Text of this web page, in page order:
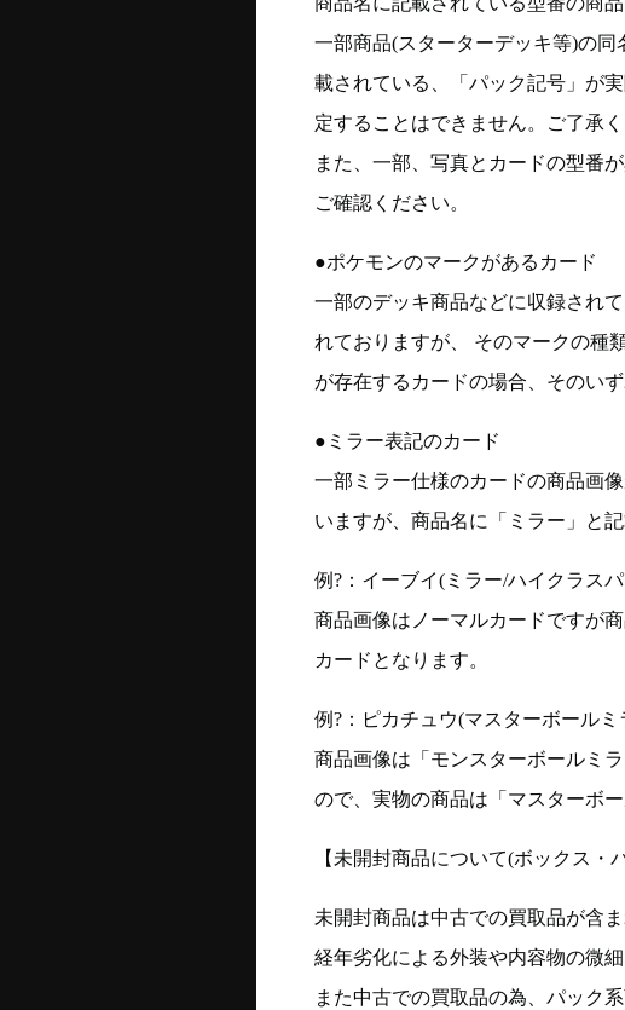
一部商品(スターターデッキ等)の
載されている、「パック記号」が
定することはできません。ご了承く
また、一部、写真とカードの型番
ご確認ください。
●ポケモンのマークがあるカード
一部のデッキ商品などに収録され
れておりますが、 そのマークの種
が存在するカードの場合、そのい
●ミラー表記のカード
一部ミラー仕様のカードの商品画
いますが、商品名に「ミラー」と
例?：イーブイ(ミラー/ハイクラス
商品画像はノーマルカードですが
カードとなります。
例?：ピカチュウ(マスターボールミ
商品画像は「モンスターボールミ
ので、実物の商品は「マスターボ
【未開封商品について(ボックス・
未開封商品は中古での買取品が含
経年劣化による外装や内容物の微
また中古での買取品の為、パック